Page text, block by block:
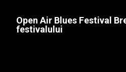
Open Air Blues Festival
festivalului